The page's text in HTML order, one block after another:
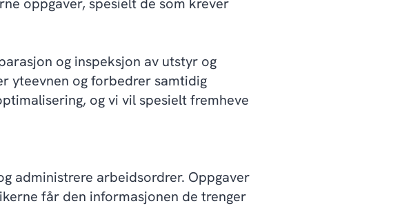
og inspeksjon av utstyr og
yteevnen og forbedrer samtidig
og vi vil spesielt fremheve
administrere arbeidsordrer. Oppgaver
får den informasjonen de trenger